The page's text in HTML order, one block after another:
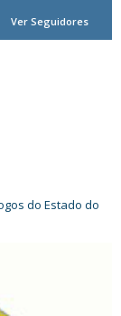
Ver Seguidores
do Estado do